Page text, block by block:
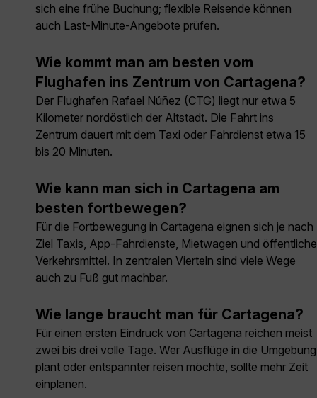
sich eine frühe Buchung; flexible Reisende können
auch Last-Minute-Angebote prüfen.
Wie kommt man am besten vom
Flughafen ins Zentrum von Cartagena?
Der Flughafen Rafael Núñez (CTG) liegt nur etwa 5
Kilometer nordöstlich der Altstadt. Die Fahrt ins
Zentrum dauert mit dem Taxi oder Fahrdienst etwa 15
bis 20 Minuten.
Wie kann man sich in Cartagena am
besten fortbewegen?
Für die Fortbewegung in Cartagena eignen sich je nach
Ziel Taxis, App-Fahrdienste, Mietwagen und öffentliche
Verkehrsmittel. In zentralen Vierteln sind viele Wege
auch zu Fuß gut machbar.
Wie lange braucht man für Cartagena?
Für einen ersten Eindruck von Cartagena reichen meist
zwei bis drei volle Tage. Wer Ausflüge in die Umgebung
plant oder entspannter reisen möchte, sollte mehr Zeit
einplanen.